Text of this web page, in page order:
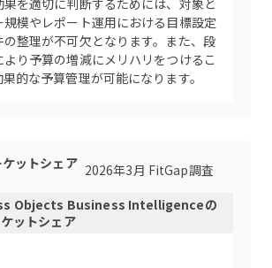
を適切に判断するためには、対象と
規模やレポート運用における目標設定
の整理が不可欠となります。また、段
り予算の増減にメリハリをつけるこ
的な予算管理が可能になります。
ットシェア 2026年3月 FitGap調査
Objects Business Intelligenceの
ットシェア